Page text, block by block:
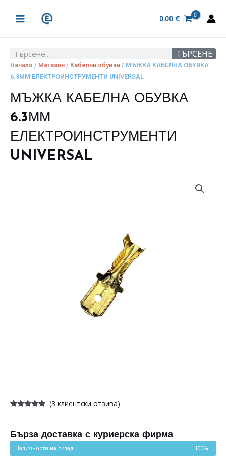
MENU
0.00 €
Search ТЪРСЕНЕ
Начало / Магазин / Кабелни обувки / МЪЖКА КАБЕЛНА ОБУВКА
6.3ММ ЕЛЕКТРОИНСТРУМЕНТИ UNIVERSAL
МЪЖКА КАБЕЛНА ОБУВКА
6.3ММ
ЕЛЕКТРОИНСТРУМЕНТИ
UNIVERSAL
5.00от 5,
потребителски
оценки
(3 клиентски отзива)
Бърза доставка с куриерска фирма
Наличности на склад 100%